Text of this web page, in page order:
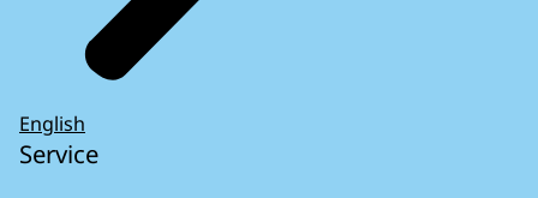
English
Service